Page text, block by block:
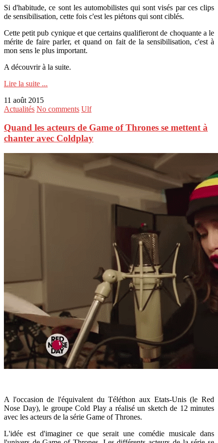
Si d'habitude, ce sont les automobilistes qui sont visés par ces clips
de sensibilisation, cette fois c'est les piétons qui sont ciblés.
Cette petit pub cynique et que certains qualifieront de choquante a le
mérite de faire parler, et quand on fait de la sensibilisation, c'est à
mon sens le plus important.
A découvrir à la suite.
Lire la suite ...
11 août 2015
Actualités No comments Ulf
Quand les acteurs de Game of Thrones se mettent à
chanter avec Coldplay
A l'occasion de l'équivalent du Téléthon aux Etats-Unis (le Red
Nose Day), le groupe Cold Play a réalisé un sketch de 12 minutes
avec les acteurs de la série Game of Thrones.
L'idée est d'imaginer ce que serait une comédie musicale dans